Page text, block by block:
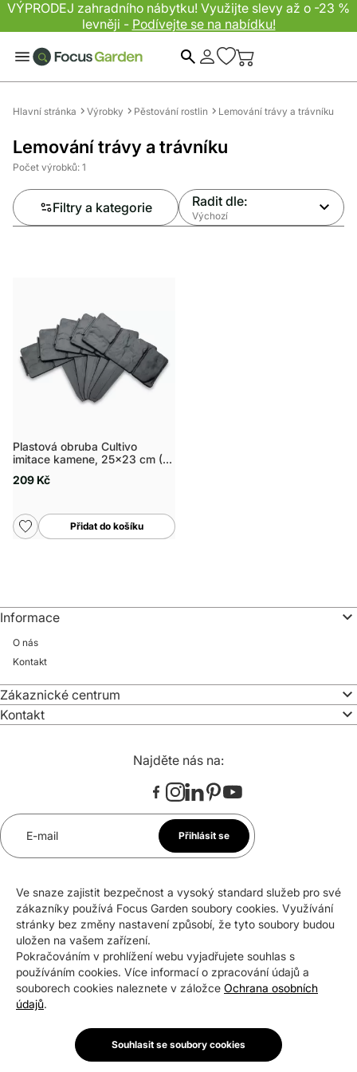
VÝPRODEJ zahradního nábytku! Využijte slevy až o -23 %
levněji - Podívejte se na nabídku!
Hlavní stránka Výrobky Pěstování rostlin Lemování trávy a trávníku
Lemování trávy a trávníku
Počet výrobků: 1
Filtry a kategorie Radit dle:
Výchozí
Plastová obruba Cultivo
imitace kamene, 25x23 cm (10
209 Kč
Přidat do košíku
Informace
O nás
Kontakt
Zákaznické centrum
Kontakt
Najděte nás na:
E-mail Přihlásit se
mailovou adresu. Svůj souhlas mohu kdykoli odvolat.
Certifikáty a ocenění
Copyright © 2026 Focus Garden Sp. z o.o.
Nastavení souborů cookies
Ve snaze zajistit bezpečnost a vysoký standard služeb pro své
zákazníky používá Focus Garden soubory cookies. Využívání
stránky bez změny nastavení způsobí, že tyto soubory budou
uložen na vašem zařízení.
Pokračováním v prohlížení webu vyjadřujete souhlas s
používáním cookies. Více informací o zpracování údajů a
souborech cookies naleznete v záložce Ochrana osobních
údajů.
Souhlasit se soubory cookies